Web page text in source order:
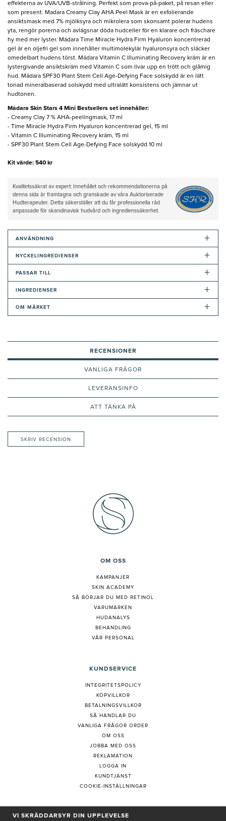
effekterna av UVA/UVB-strålning. Perfekt som prova-på-paket, på resan eller
som present. Madara Creamy Clay AHA Peel Mask är en exfolierande
ansiktsmask med 7% mjölksyra och mikrolera som skonsamt polerar hudens
yta, rengör porerna och avlägsnar döda hudceller för en klarare och fräschare
hy med mer lyster. Mádara Time Miracle Hydra Firm Hyaluron koncentrerad
gel är en oljefri gel som innehåller multimolekylär hyaluronsyra och släcker
omedelbart hudens törst. Mádara Vitamin C Illuminating Recovery kräm är en
lystergivande ansiktskräm med Vitamin C som livar upp en trött och glåmig
hud. Mádara SPF30 Plant Stem Cell Age-Defying Face solskydd är en lätt
tonad mineralbaserad solskydd med ultralätt konsistens och jämnar ut
hudtonen.
​Mádara Skin Stars 4 Mini Bestsellers set innehåller:
- Creamy Clay 7 % AHA-peelingmask, 17 ml
- Time Miracle Hydra Firm Hyaluron koncentrerad gel, 15 ml
- Vitamin C Illuminating Recovery kräm, 15 ml
- SPF30 Plant Stem Cell Age-Defying Face solskydd 10 ml
Kit värde: 540 kr
Kvalitetssäkrat av expert: Innehållet och rekommendationerna på
denna sida är framtagna och granskade av våra Auktoriserade
Hudterapeuter. Detta säkerställer att du får professionella råd
anpassade för skandinavisk hudvård och ingredienssäkerhet.
ANVÄNDNING +
NYCKELINGREDIENSER +
PASSAR TILL +
INGREDIENSER +
OM MÄRKET +
RECENSIONER
VANLIGA FRÅGOR
LEVERANSINFO
ATT TÄNKA PÅ
SKRIV RECENSION
OM OSS
KAMPANJER
SKIN ACADEMY
SÅ BÖRJAR DU MED RETINOL
VARUMÄRKEN
HUDANALYS
BEHANDLING
VÅR PERSONAL
KUNDSERVICE
INTEGRITETSPOLICY
KÖPVILLKOR
BETALNINGSVILLKOR
SÅ HANDLAR DU
VANLIGA FRÅGOR ORDER
OM OSS
JOBBA MED OSS
REKLAMATION
LOGGA IN
KUNDTJÄNST
COOKIE-INSTÄLLNINGAR
PRENUMERERA PÅ NYHETSBREV
VI SKRÄDDARSYR DIN UPPLEVELSE